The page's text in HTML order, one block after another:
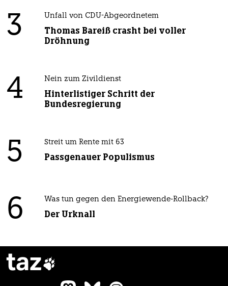
3 Unfall von CDU-Abgeordnetem
Thomas Bareiß crasht bei voller
Dröhnung
4 Nein zum Zivildienst
Hinterlistiger Schritt der
Bundesregierung
5 Streit um Rente mit 63
Passgenauer Populismus
6 Was tun gegen den Energiewende-Rollback?
Der Urknall
taz